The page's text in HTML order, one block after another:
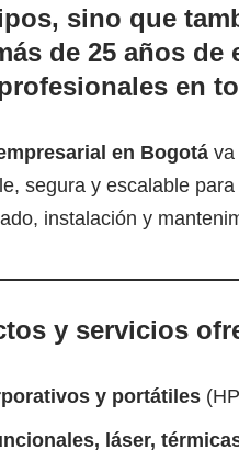
sino que
de 25 años
en
en Bogotá va
segura y escalable
instalación y
y servicios
y portátiles
láser,